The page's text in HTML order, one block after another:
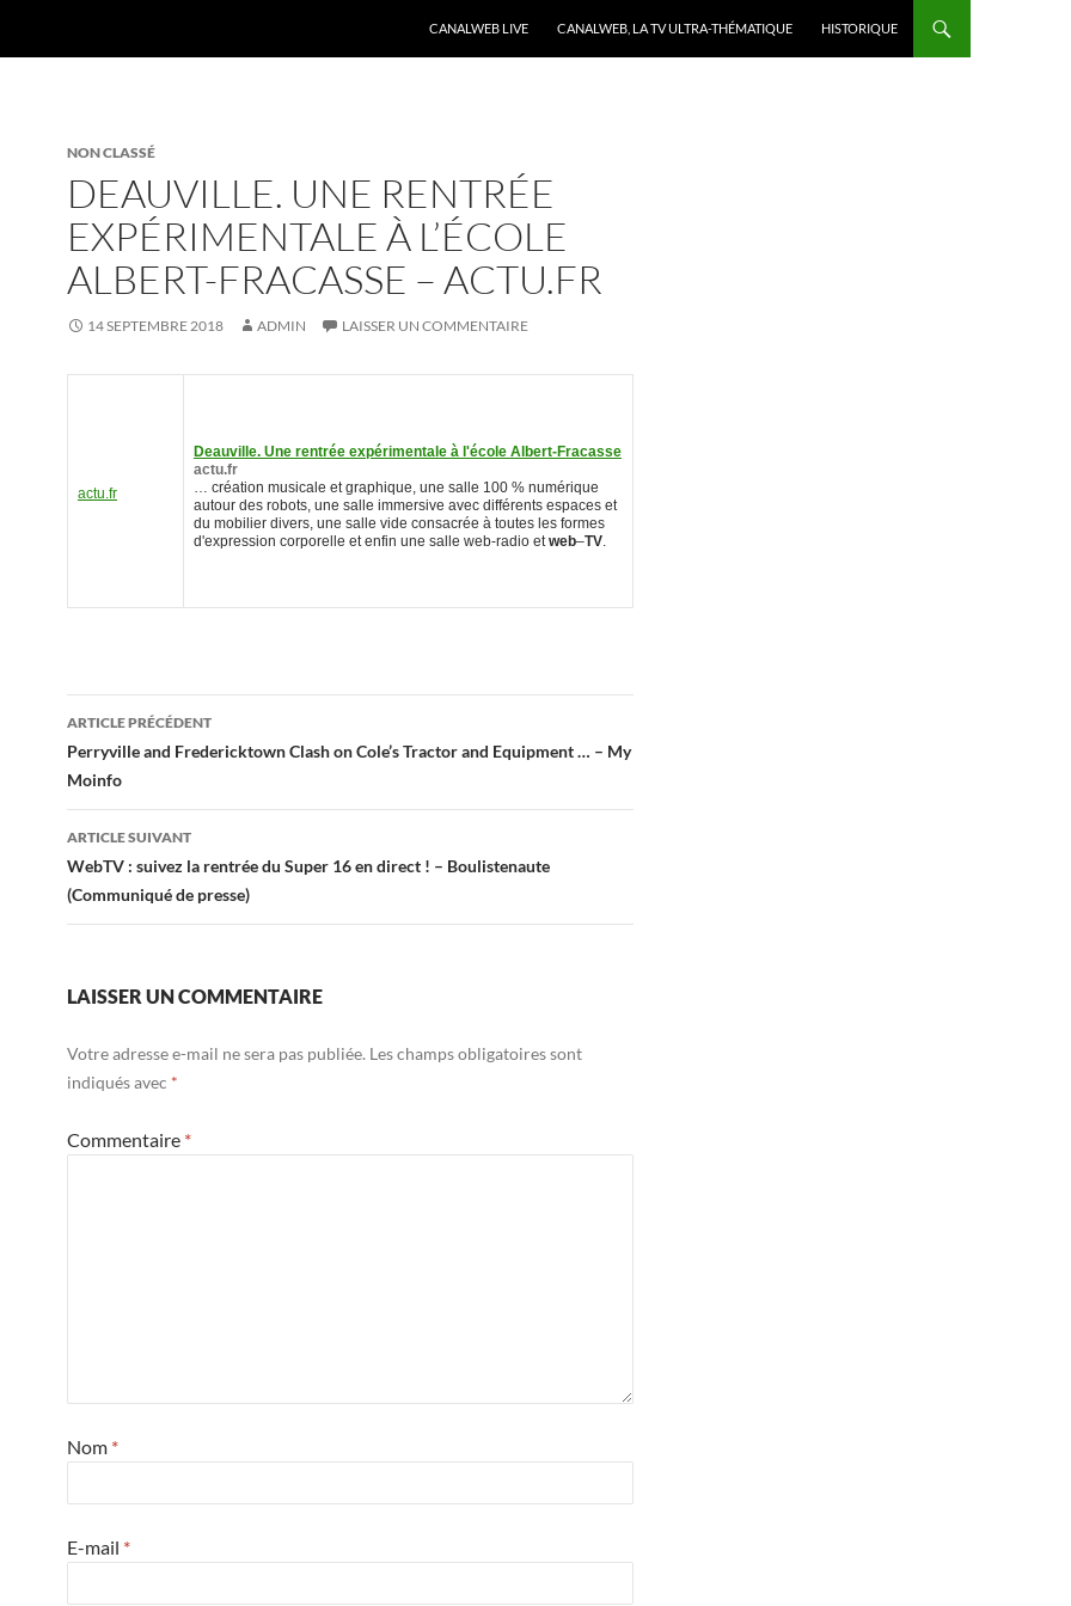
CANALWEB LIVE CANALWEB, LA TV ULTRA-THÉMATIQUE HISTORIQUE
NON CLASSÉ
DEAUVILLE. UNE RENTRÉE
EXPÉRIMENTALE À L’ÉCOLE
ALBERT-FRACASSE – ACTU.FR
14 SEPTEMBRE 2018 ADMIN LAISSER UN COMMENTAIRE
actu.fr
Deauville. Une rentrée expérimentale à l'école Albert-Fracasse
actu.fr
… création musicale et graphique, une salle 100 % numérique
autour des robots, une salle immersive avec différents espaces et
du mobilier divers, une salle vide consacrée à toutes les formes
d'expression corporelle et enfin une salle web-radio et web–TV
Navigation
des
articles
ARTICLE PRÉCÉDENT
Perryville and Fredericktown Clash on Cole’s Tractor and Equipment … – My
Moinfo
ARTICLE SUIVANT
WebTV : suivez la rentrée du Super 16 en direct ! – Boulistenaute
(Communiqué de presse)
LAISSER UN COMMENTAIRE
Votre adresse e-mail ne sera pas publiée. Les champs obligatoires sont
indiqués avec *
Commentaire *
Nom *
E-mail *